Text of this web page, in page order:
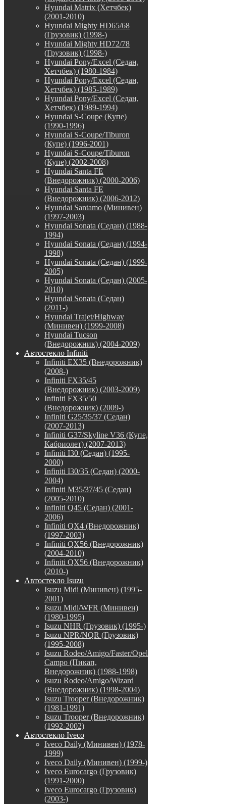
Hyundai Matrix (Хетчбек)
(2001-2010)
Hyundai Mighty HD65/68
(Грузовик) (1998-)
Hyundai Mighty HD72/78
(Грузовик) (1998-)
Hyundai Pony/Excel (Седан,
Хетчбек) (1980-1984)
Hyundai Pony/Excel (Седан,
Хетчбек) (1985-1989)
Hyundai Pony/Excel (Седан,
Хетчбек) (1989-1994)
Hyundai S-Coupe (Купе)
(1990-1996)
Hyundai S-Coupe/Tiburon
(Купе) (1996-2001)
Hyundai S-Coupe/Tiburon
(Купе) (2002-2008)
Hyundai Santa FE
(Внедорожник) (2000-2006)
Hyundai Santa FE
(Внедорожник) (2006-2012)
Hyundai Santamo (Минивен)
(1997-2003)
Hyundai Sonata (Седан) (1988-
1994)
Hyundai Sonata (Седан) (1994-
1998)
Hyundai Sonata (Седан) (1999-
2005)
Hyundai Sonata (Седан) (2005-
2010)
Hyundai Sonata (Седан)
(2011-)
Hyundai Trajet/Highway
(Минивен) (1999-2008)
Hyundai Tucson
(Внедорожник) (2004-2009)
Автостекло Infiniti
Infiniti EX35 (Внедорожник)
(2008-)
Infiniti FX35/45
(Внедорожник) (2003-2009)
Infiniti FX35/50
(Внедорожник) (2009-)
Infiniti G25/35/37 (Седан)
(2007-2013)
Infiniti G37/Skyline V36 (Купе,
Кабриолет) (2007-2013)
Infiniti I30 (Седан) (1995-
2000)
Infiniti I30/35 (Седан) (2000-
2004)
Infiniti M35/37/45 (Седан)
(2005-2010)
Infiniti Q45 (Седан) (2001-
2006)
Infiniti QX4 (Внедорожник)
(1997-2003)
Infiniti QX56 (Внедорожник)
(2004-2010)
Infiniti QX56 (Внедорожник)
(2010-)
Автостекло Isuzu
Isuzu Midi (Минивен) (1995-
2001)
Isuzu Midi/WFR (Минивен)
(1980-1995)
Isuzu NHR (Грузовик) (1995-)
Isuzu NPR/NQR (Грузовик)
(1995-2008)
Isuzu Rodeo/Amigo/Faster/Opel
Campo (Пикап,
Внедорожник) (1988-1998)
Isuzu Rodeo/Amigo/Wizard
(Внедорожник) (1998-2004)
Isuzu Trooper (Внедорожник)
(1981-1991)
Isuzu Trooper (Внедорожник)
(1992-2002)
Автостекло Iveco
Iveco Daily (Минивен) (1978-
1999)
Iveco Daily (Минивен) (1999-)
Iveco Eurocargo (Грузовик)
(1991-2000)
Iveco Eurocargo (Грузовик)
(2003-)